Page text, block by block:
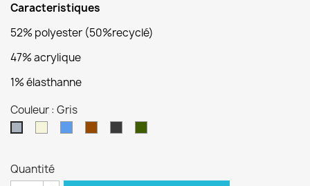
Caracteristiques
52% polyester (50%recyclé)
47% acrylique
1% élasthanne
Couleur : Gris
Quantité